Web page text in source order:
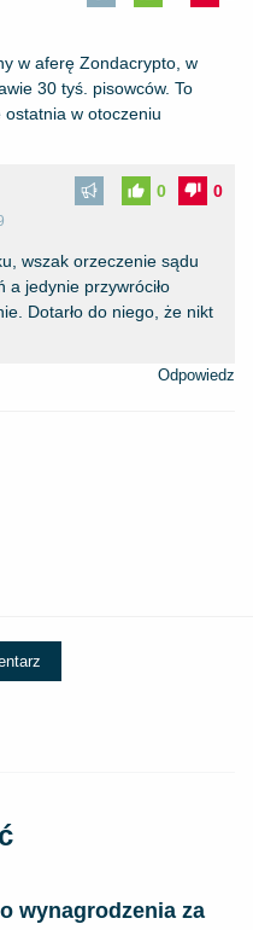
w aferę Zondacrypto, w
30 tyś. pisowców. To
w otoczeniu
0
0
wszak orzeczenie sądu
a jedynie przywróciło
Dotarło do niego, że nikt
Odpowiedz
wynagrodzenia za